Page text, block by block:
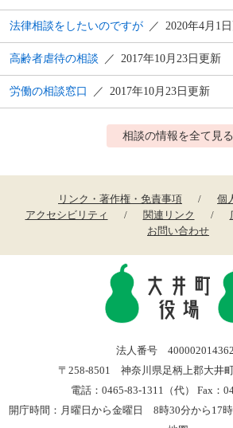
法律相談をしたいのですが 2020年4月1
高齢者虐待の相談 2017年10月23日更新
労働の相談窓口 2017年10月23日更新
相談の情報を全て見る
リンク・著作権・免責事項
個
アクセシビリティ
関連リンク
お問い合わせ
法人番号
〒258-8501 神奈川県足柄上郡大井
電話：0465-83-1311（代） Fax：
開庁時間：月曜日から金曜日 8時30分から17時